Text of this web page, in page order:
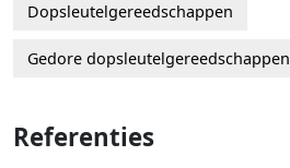
Dopsleutelgereedschappen
Gedore dopsleutelgereedschappen
Referenties